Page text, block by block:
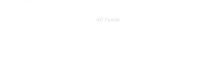
AD Footer